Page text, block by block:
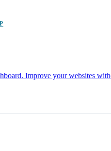
Improve your websites